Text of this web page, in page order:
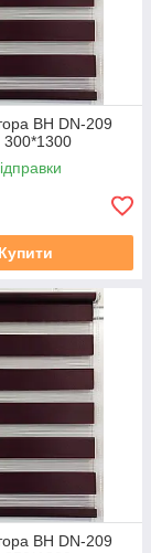
Вайбер, якщо
у відкритій
тканини, отже
комплект
вони в
там де
з одного
розмір по
cp49985-
mini.html
ВН DN-209
300*1300
Купити
ВН DN-209